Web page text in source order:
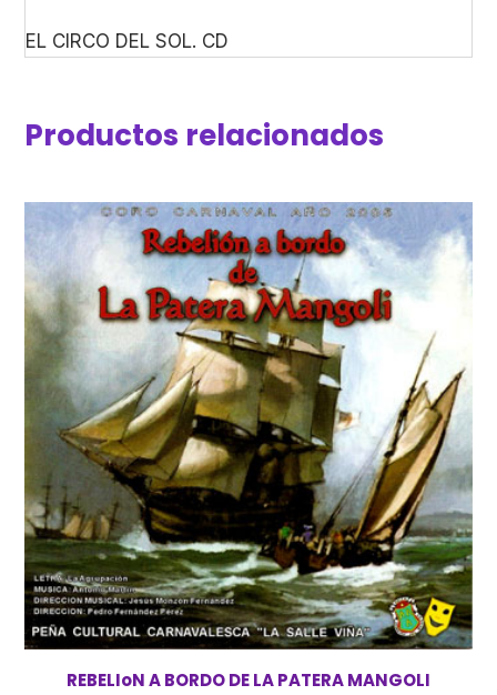
EL CIRCO DEL SOL. CD
Productos relacionados
REBELIoN A BORDO DE LA PATERA MANGOLI